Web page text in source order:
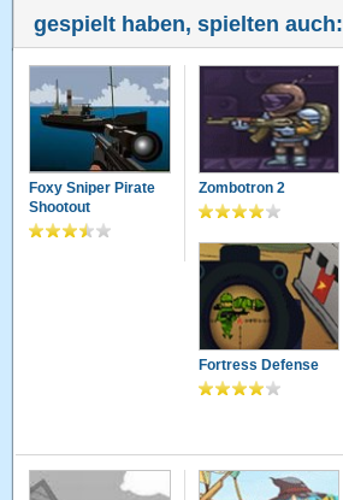
gespielt haben, spielten auch:
Foxy Sniper Pirate
Shootout
Zombotron 2
Fortress Defense